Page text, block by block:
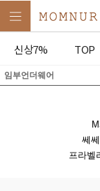
신상7% TOP
임부언더웨어
쎄
프라벨